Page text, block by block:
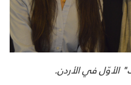
في الأردن.